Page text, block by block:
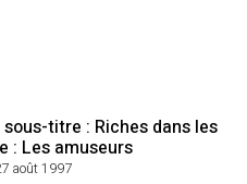
titre : Riches dans les
: Les amuseurs
août 1997